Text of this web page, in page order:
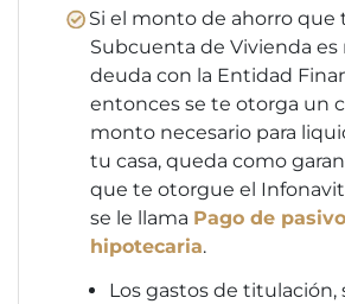
Si el monto de ahorro que
Subcuenta de Vivienda es
deuda con la Entidad
entonces se te otorga un
monto necesario para
tu casa, queda como
que te otorgue el
se le llama Pago de
hipotecaria.
Los gastos de titulación,